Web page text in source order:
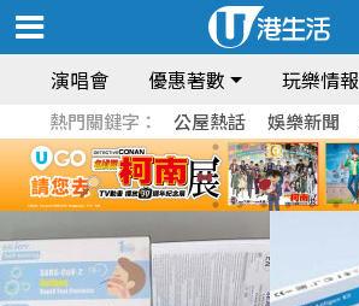
演唱會 優惠著數 玩樂情報
熱門關鍵字： 公屋熱話 娛樂新聞